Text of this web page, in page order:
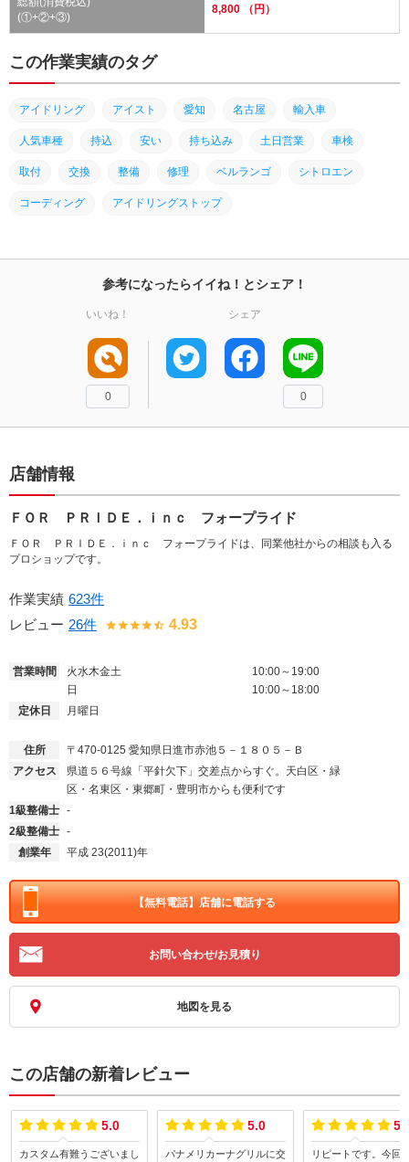
(①+②+③)
8,800 （円）
この作業実績のタグ
アイドリング アイスト 愛知 名古屋 輸入車
人気車種 持込 安い 持ち込み 土日営業 車検
取付 交換 整備 修理 ベルランゴ シトロエン
コーディング アイドリングストップ
参考になったらイイね！とシェア！
いいね！
0
シェア
0
店舗情報
ＦＯＲ ＰＲＩＤＥ．ｉｎｃ フォープライド
ＦＯＲ ＰＲＩＤＥ．ｉｎｃ フォープライドは、同業他社からの相談も入る
プロショップです。
作業実績 623件
レビュー 26件 4.93
営業時間 火水木金土
10:00～19:00
日
10:00～18:00
定休日
月曜日
住所 〒470-0125 愛知県日進市赤池５－１８０５－Ｂ
アクセス
県道５６号線「平針欠下」交差点からすぐ。天白区・緑
区・名東区・東郷町・豊明市からも便利です
1級整備士 -
2級整備士 -
創業年
平成 23(2011)年
【無料電話】店舗に電話する
お問い合わせ/お見積り
地図を見る
この店舗の新着レビュー
5.0
カスタム有難うございまし
5.0
パナメリカーナグリルに交
リピートです。今回